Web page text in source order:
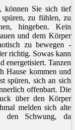
können Sie sich tief
zu fühlen, zu
hingeben. Kein
und dem Körper
zu bewegen -
richtig. Sowas kann
energetisiert. Tanzen
Hause kommen und
spüren, sich an sich
offenbart. Die
über den Körper
melden sich alte
den Schwung, da